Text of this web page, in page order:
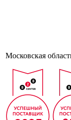
Московская